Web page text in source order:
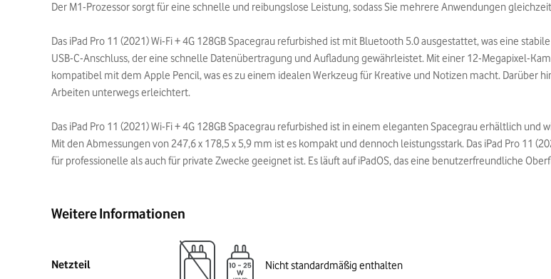
Der M1-Prozessor sorgt für eine schnelle und reibungslose Leistung, sodass Sie mehrere Anwendungen
Das iPad Pro 11 (2021) Wi-Fi + 4G 128GB Spacegrau refurbished ist mit Bluetooth 5.0 ausgestattet, was eine
USB-C-Anschluss, der eine schnelle Datenübertragung und Aufladung gewährleistet. Mit einer 12-Megapixel-
kompatibel mit dem Apple Pencil, was es zu einem idealen Werkzeug für Kreative und Notizen macht. Darüber
Arbeiten unterwegs erleichtert.
Das iPad Pro 11 (2021) Wi-Fi + 4G 128GB Spacegrau refurbished ist in einem eleganten Spacegrau erhältlich
Mit den Abmessungen von 247,6 x 178,5 x 5,9 mm ist es kompakt und dennoch leistungsstark. Das iPad Pro 11
für professionelle als auch für private Zwecke geeignet ist. Es läuft auf iPadOS, das eine benutzerfreundliche
Weitere Informationen
Netzteil Nicht standardmäßig enthalten